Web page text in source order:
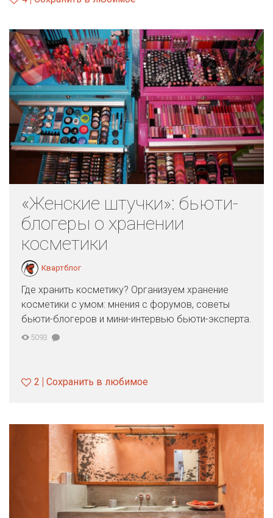
«Женские штучки»: бьюти-
блогеры о хранении
косметики
Квартблог
Где хранить косметику? Организуем хранение
косметики с умом: мнения с форумов, советы
бьюти-блогеров и мини-интервью бьюти-эксперта.
5093
2 Сохранить в любимое